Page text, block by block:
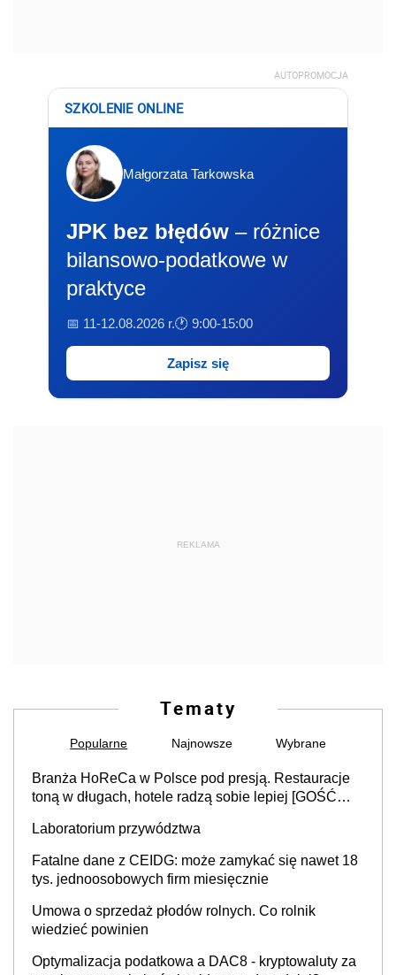
AUTOPROMOCJA
SZKOLENIE ONLINE
Małgorzata Tarkowska
JPK bez błędów – różnice
bilansowo-podatkowe w
praktyce
📅 11-12.08.2026 r.🕐 9:00-15:00
Zapisz się
REKLAMA
Tematy
Popularne Najnowsze Wybrane
Branża HoReCa w Polsce pod presją. Restauracje
toną w długach, hotele radzą sobie lepiej [GOŚĆ
Laboratorium przywództwa
Fatalne dane z CEIDG: może zamykać się nawet 18
tys. jednoosobowych firm miesięcznie
Umowa o sprzedaż płodów rolnych. Co rolnik
wiedzieć powinien
Optymalizacja podatkowa a DAC8 - kryptowaluty za